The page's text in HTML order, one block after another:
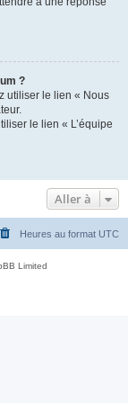
?
utiliser le lien « Nous
le lien « L’équipe
Aller à
Heures au format UTC
Limited